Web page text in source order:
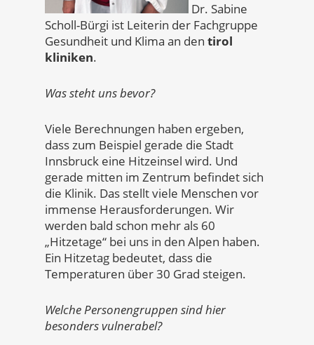
Dr. Sabine
Scholl-Bürgi ist Leiterin der Fachgruppe
Gesundheit und Klima an den tirol
kliniken.
Was steht uns bevor?
Viele Berechnungen haben ergeben,
dass zum Beispiel gerade die Stadt
Innsbruck eine Hitzeinsel wird. Und
gerade mitten im Zentrum befindet sich
die Klinik. Das stellt viele Menschen vor
immense Herausforderungen. Wir
werden bald schon mehr als 60
„Hitzetage“ bei uns in den Alpen haben.
Ein Hitzetag bedeutet, dass die
Temperaturen über 30 Grad steigen.
Welche Personengruppen sind hier
besonders vulnerabel?